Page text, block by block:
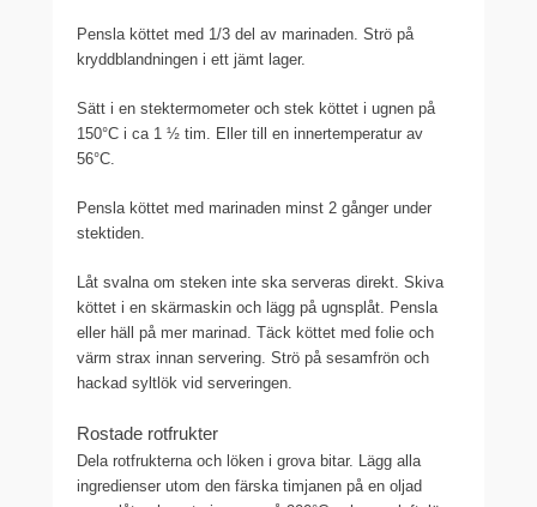
Pensla köttet med 1/3 del av marinaden. Strö på
kryddblandningen i ett jämt lager.
Sätt i en stektermometer och stek köttet i ugnen på
150°C i ca 1 ½ tim. Eller till en innertemperatur av
56°C.
Pensla köttet med marinaden minst 2 gånger under
stektiden.
Låt svalna om steken inte ska serveras direkt. Skiva
köttet i en skärmaskin och lägg på ugnsplåt. Pensla
eller häll på mer marinad. Täck köttet med folie och
värm strax innan servering. Strö på sesamfrön och
hackad syltlök vid serveringen.
Rostade rotfrukter
Dela rotfrukterna och löken i grova bitar. Lägg alla
ingredienser utom den färska timjanen på en oljad